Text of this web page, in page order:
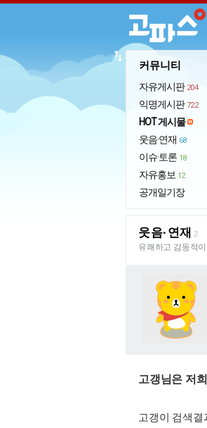
커뮤니티
자유게시판 204
익명게시판 722
HOT 게시물
웃음·연재 68
이슈·토론 18
자유홍보 12
공개일기장
import_export
웃음·연재 2
유쾌하고 감동적
고갱님은 저
고갱이 검색결